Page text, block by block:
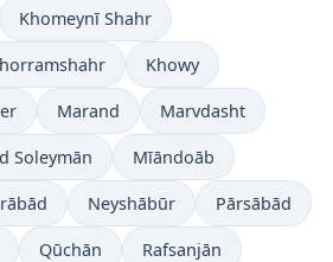
Khomeynī Shahr
Khowy
Marand Marvdasht
Soleymān Mīāndoāb
Neyshābūr Pārsābād
Qūchān Rafsanjān